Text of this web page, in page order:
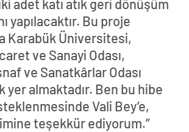
adet katı atık geri dönüşüm
yapılacaktır. Bu proje
Karabük Üniversitesi,
ve Sanayi Odası,
ve Sanatkârlar Odası
yer almaktadır. Ben bu hibe
Vali Bey’e,
teşekkür ediyorum.”